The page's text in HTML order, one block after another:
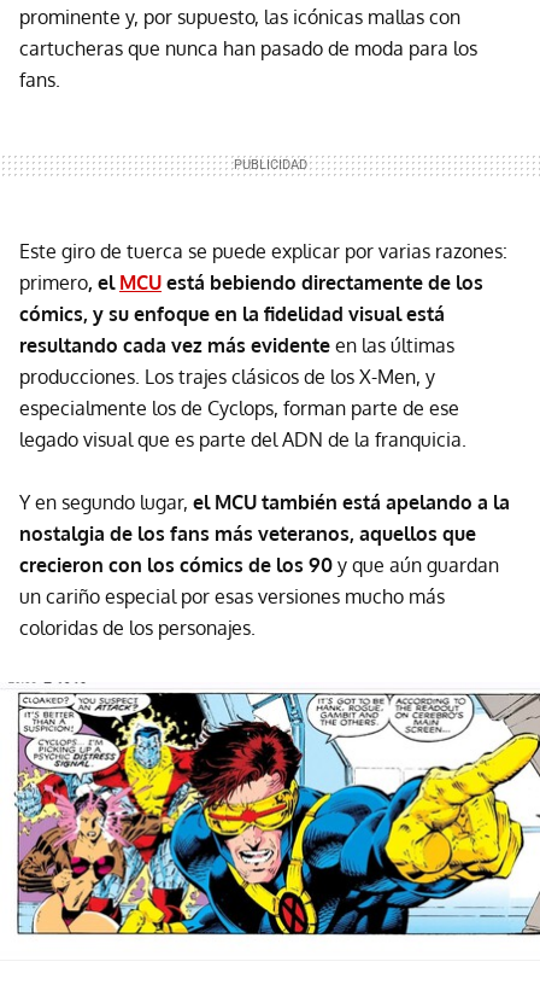
prominente y, por supuesto, las icónicas mallas con
cartucheras que nunca han pasado de moda para los
fans.
Este giro de tuerca se puede explicar por varias razones:
primero, el MCU está bebiendo directamente de los
cómics, y su enfoque en la fidelidad visual está
resultando cada vez más evidente en las últimas
producciones. Los trajes clásicos de los X-Men, y
especialmente los de Cyclops, forman parte de ese
legado visual que es parte del ADN de la franquicia.
Y en segundo lugar, el MCU también está apelando a la
nostalgia de los fans más veteranos, aquellos que
crecieron con los cómics de los 90 y que aún guardan
un cariño especial por esas versiones mucho más
coloridas de los personajes.